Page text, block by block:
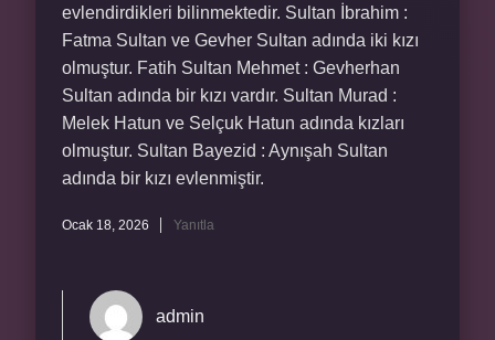
evlendirdikleri bilinmektedir. Sultan İbrahim :
Fatma Sultan ve Gevher Sultan adında iki kızı
olmuştur. Fatih Sultan Mehmet : Gevherhan
Sultan adında bir kızı vardır. Sultan Murad :
Melek Hatun ve Selçuk Hatun adında kızları
olmuştur. Sultan Bayezid : Aynışah Sultan
adında bir kızı evlenmiştir.
Ocak 18, 2026 Yanıtla
admin